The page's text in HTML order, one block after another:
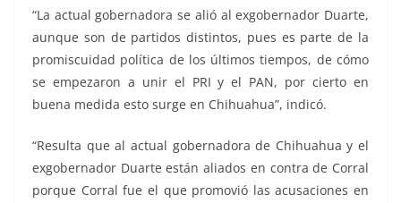
“La actual gobernadora se alió al exgobernador Duarte,
aunque son de partidos distintos, pues es parte de la
promiscuidad política de los últimos tiempos, de cómo
se empezaron a unir el PRI y el PAN, por cierto en
buena medida esto surge en Chihuahua”, indicó.
“Resulta que al actual gobernadora de Chihuahua y el
exgobernador Duarte están aliados en contra de Corral
porque Corral fue el que promovió las acusaciones en